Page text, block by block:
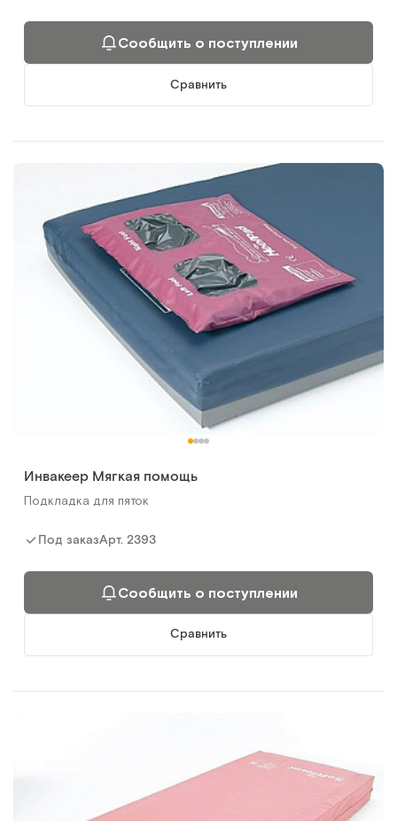
Сообщить о поступлении
Сравнить
Инвакеер Мягкая помощь
Подкладка для пяток
Под заказАрт. 2393
Сообщить о поступлении
Сравнить